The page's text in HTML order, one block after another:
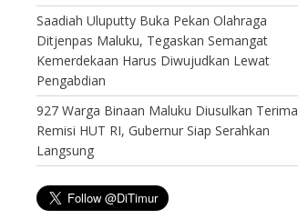
Saadiah Uluputty Buka Pekan Olahraga
Ditjenpas Maluku, Tegaskan Semangat
Kemerdekaan Harus Diwujudkan Lewat
Pengabdian
927 Warga Binaan Maluku Diusulkan Terima
Remisi HUT RI, Gubernur Siap Serahkan
Langsung